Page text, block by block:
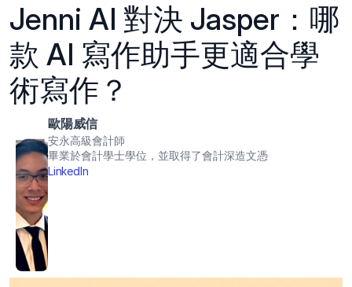
Jenni AI 對決 Jasper：哪
款 AI 寫作助手更適合學
術寫作？
歐陽威信
安永高級會計師
畢業於會計學士學位，並取得了會計深造文憑
LinkedIn